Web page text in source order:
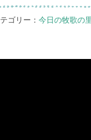
ゴリー：今日の牧歌の